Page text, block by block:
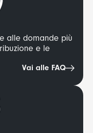
alle domande più
e le
Vai alle FAQ